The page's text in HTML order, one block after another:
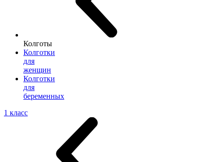
Колготы
Колготки
для
женщин
Колготки
для
беременных
1 класс